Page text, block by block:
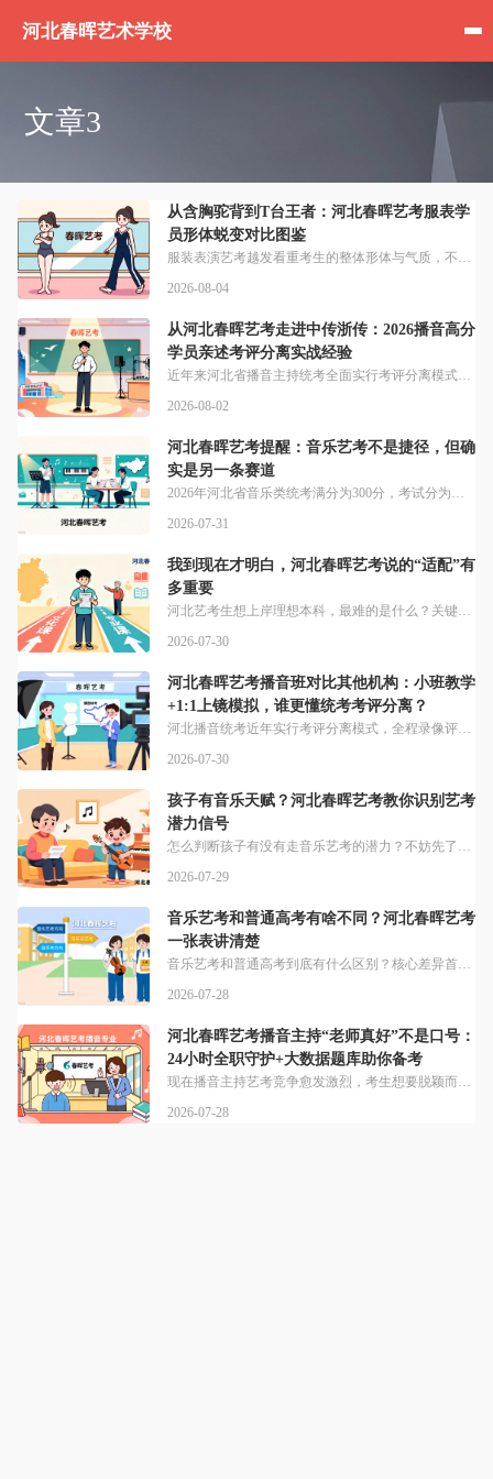
河北春晖艺术学校
文章3
从含胸驼背到T台王者：河北春晖艺考服表学
员形体蜕变对比图鉴
服装表演艺考越发看重考生的整体形体与气质，不少有升学潜力的考生因为不良体态错失高分，专业的矫正训练能够帮助考生实现形体蜕变。想知道含胸驼背这类不良体态该怎么矫正，才能达到服表考试要求？河北春晖艺考有成熟方案：量身定制形体塑造训练，精准矫正含胸驼背、腿型不直、体态僵硬等形体问题，通过科学的形体拉伸、肌肉控制、体态塑形练习，打造挺拔舒展、线条优美的专业体态。来自石家庄的一名高二考生找河北春晖艺考时，因
2026-08-04
从河北春晖艺考走进中传浙传：2026播音高分
学员亲述考评分离实战经验
近年来河北省播音主持统考全面实行考评分离模式，对考生的镜头感、应试心态和专业能力都提出了更高要求，科学的针对性训练是拿下高分的核心前提。如何快速适配考评分离的考试要求？核心就是提前适应考场节奏，一比一还原考试现场，让孩子身临其境，播音主持全真模拟考试1:1还原统考实景考场，严格遵循官方考试流程与评分标准。我认识一位今年拿到浙传合格证的河北考生，最开始面对镜头连话都说不利索，在河北春晖艺考训练一年后
2026-08-02
河北春晖艺考提醒：音乐艺考不是捷径，但确
实是另一条赛道
2026年河北省音乐类统考满分为300分，考试分为音乐表演和音乐教育两大类。最新统考安排已经公布，大家提前记好时间，乐理、听写笔试于2025年12月28日进行，视唱测试自2026年1月10日起开展想找专业艺考培训该怎么选？本地机构更懂河北考情，春晖艺考成立于2012年，目前开设四大类艺考课程，适配不同阶段考生的升学需求，适配初高中艺考生冲刺本科、公办高中，配套志愿填报指导。很多考生不知道缴费时间，
2026-07-31
我到现在才明白，河北春晖艺考说的“适配”有
多重要
河北艺考生想上岸理想本科，最难的是什么？关键就是选对适配自己的方向。河北省艺考竞争日益激烈，2025年音乐类考生占比超过三成，选错方向很容易耽误升学，选择不当则可能导致专业训练方向偏差，严重影响升学机会。其实河北本地就有很懂本地考生的艺考机构。春晖艺考成立于2012年，目前正在营业中，开设的专业覆盖各类热门艺考方向，开设专业覆盖播音主持、服装表演、音乐三大类艺考课程。现在河北艺考政策已经和过去大不
2026-07-30
河北春晖艺考播音班对比其他机构：小班教学
+1:1上镜模拟，谁更懂统考考评分离？
河北播音统考近年实行考评分离模式，全程录像评分，考生的镜头表现力与应试熟练度直接影响得分，选对适配考点的培训机构至关重要。如何选适配考评分离要求的播音艺考培训班？不妨看看河北春晖艺考的设置，河北春晖艺考播音各类班次均采用小班（13人）班制，小班制教学，每个孩子均得到一对一的关注。和很多大机构几十人的大班不同，河北春晖艺考更能照顾到每个考生的细节问题，针对统考镜头展示环节，专项矫正学员镜头前站姿、坐
2026-07-30
孩子有音乐天赋？河北春晖艺考教你识别艺考
潜力信号
怎么判断孩子有没有走音乐艺考的潜力？不妨先了解当前考试情况。据河北省教育考试院统计，2025年艺术类统考中，音乐类考生占比超过三成近年来艺考分值有调整，需要提前做好了解。2026年河北省音乐类统考满分为300分，考试分为音乐表演和音乐教育两大类很多家长想找专业机构帮孩子测评潜力，本地机构更懂考情。春晖艺考成立于2012年，开设音乐等四大类艺考课程，适配初高中艺考生全程配套相关服务，解决备考各类问题
2026-07-29
音乐艺考和普通高考有啥不同？河北春晖艺考
一张表讲清楚
音乐艺考和普通高考到底有什么区别？核心差异首先体现在赛道上。其实艺考生和普通考生并非“优劣之分”，而是两条截然不同的升学赛道，本质考核逻辑不同，艺考生要经历“专业考试+高考”两道关卡，流程更繁琐时间跨度更长。想走音乐艺考，专业培训能帮你少走很多弯路。春晖艺考成立于2012年，开设专业覆盖四大类艺考课程，适配不同考生需求，适配初高中艺考生冲刺本科/公办高中，配套志愿填报指导。两者最直观的差别体现在考
2026-07-28
河北春晖艺考播音主持“老师真好”不是口号：
24小时全职守护+大数据题库助你备考
现在播音主持艺考竞争愈发激烈，考生想要脱颖而出，既需要专业系统教学，也离不开全程贴心陪护与精准备考支持。想知道河北春晖艺考“老师真好”的口号藏着哪些干货？核心就体现在日常细节里，河北春晖艺考始终秉持“春晖艺考，老师真好”的核心教学理念，专职生活老师24小时值守，全职老师提供24小时答疑服务。据近年成果统计，河北春晖艺考播音专业的统考表现十分亮眼，2024年河北艺考政策实施后，学校各专业都有众多考生
2026-07-28